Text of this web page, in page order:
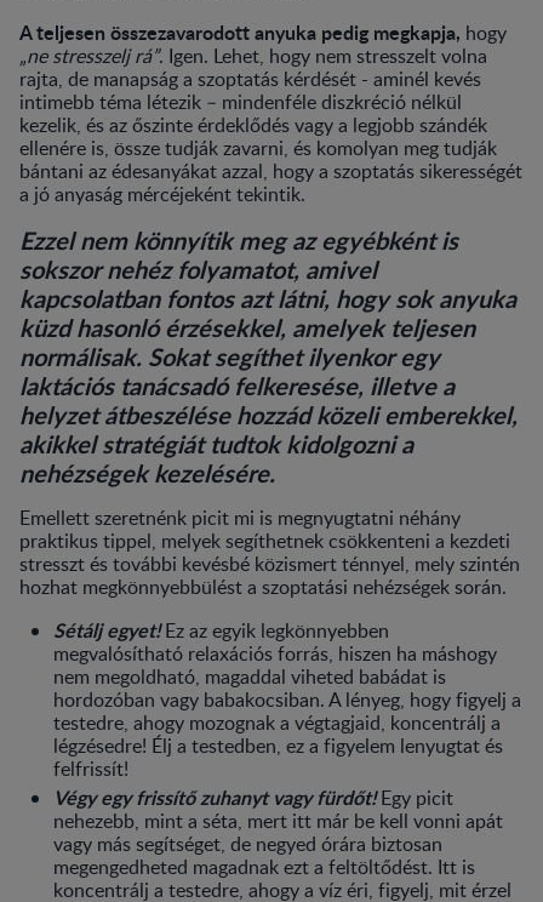
A teljesen összezavarodott anyuka pedig megkapja, hogy
„ne stresszelj rá”. Igen. Lehet, hogy nem stresszelt volna
rajta, de manapság a szoptatás kérdését - aminél kevés
intimebb téma létezik – mindenféle diszkréció nélkül
kezelik, és az őszinte érdeklődés vagy a legjobb szándék
ellenére is, össze tudják zavarni, és komolyan meg tudják
bántani az édesanyákat azzal, hogy a szoptatás sikerességét
a jó anyaság mércéjeként tekintik.
Ezzel nem könnyítik meg az egyébként is
sokszor nehéz folyamatot, amivel
kapcsolatban fontos azt látni, hogy sok anyuka
küzd hasonló érzésekkel, amelyek teljesen
normálisak. Sokat segíthet ilyenkor egy
laktációs tanácsadó felkeresése, illetve a
helyzet átbeszélése hozzád közeli emberekkel,
akikkel stratégiát tudtok kidolgozni a
nehézségek kezelésére.
Emellett szeretnénk picit mi is megnyugtatni néhány
praktikus tippel, melyek segíthetnek csökkenteni a kezdeti
stresszt és további kevésbé közismert ténnyel, mely szintén
hozhat megkönnyebbülést a szoptatási nehézségek során.
Sétálj egyet! Ez az egyik legkönnyebben
megvalósítható relaxációs forrás, hiszen ha máshogy
nem megoldható, magaddal viheted babádat is
hordozóban vagy babakocsiban. A lényeg, hogy figyelj a
testedre, ahogy mozognak a végtagjaid, koncentrálj a
légzésedre! Élj a testedben, ez a figyelem lenyugtat és
felfrissít!
Végy egy frissítő zuhanyt vagy fürdőt! Egy picit
nehezebb, mint a séta, mert itt már be kell vonni apát
vagy más segítséget, de negyed órára biztosan
megengedheted magadnak ezt a feltöltődést. Itt is
koncentrálj a testedre, ahogy a víz éri, figyelj, mit érzel